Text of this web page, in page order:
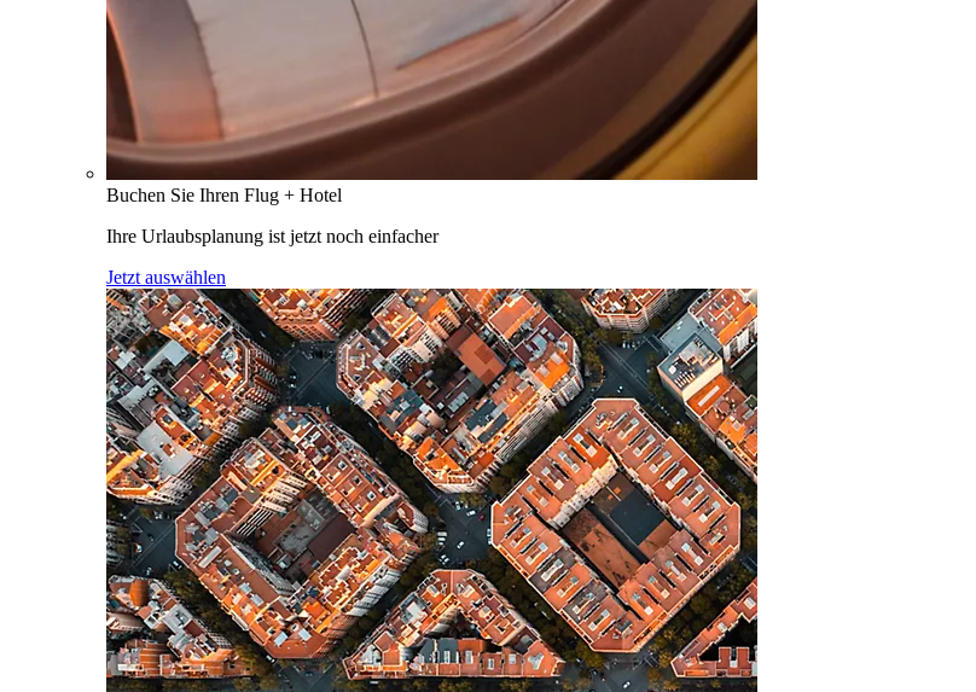
Buchen Sie Ihren Flug + Hotel
Ihre Urlaubsplanung ist jetzt noch einfacher
Jetzt auswählen